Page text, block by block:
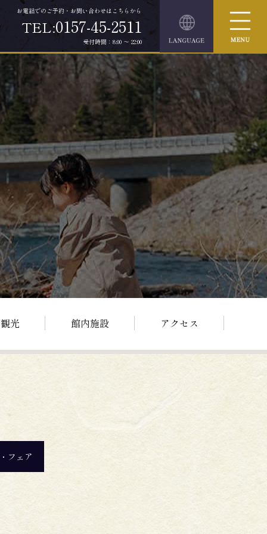
お電話でのご予約・お問い合わせはこちらから
TEL:0157-45-2511
受付時間：8:00 ～ 22:00
光 館内施設 アクセス
フェア